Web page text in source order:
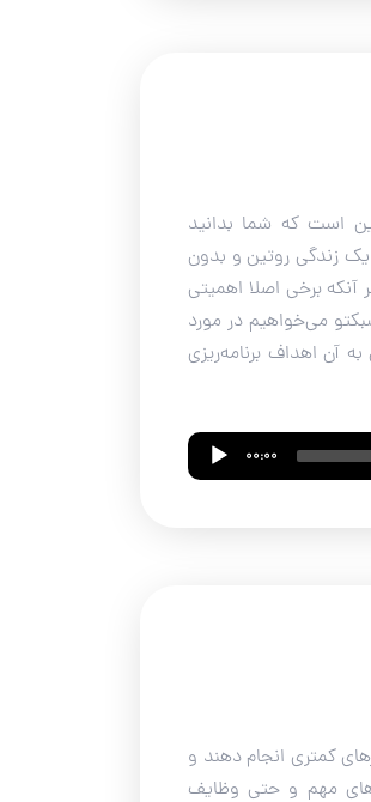
است که شما بدانید
زندگی روتین و بدون
آنکه برخی اصلا اهمیتی
می‌خواهیم در مورد
آن اهداف برنامه‌ریزی
00:00
کمتری انجام دهند و
مهم و حتی وظایف